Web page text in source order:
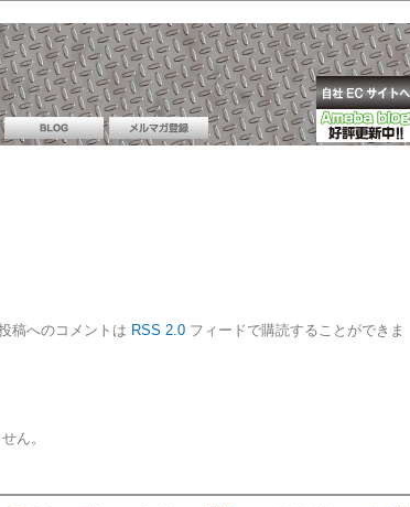
稿へのコメントは RSS 2.0 フィードで購読することができま
ん。